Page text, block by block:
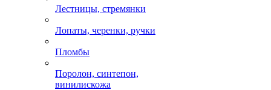
Лестницы, стремянки
Лопаты, черенки, ручки
Пломбы
Поролон, синтепон,
винилискожа